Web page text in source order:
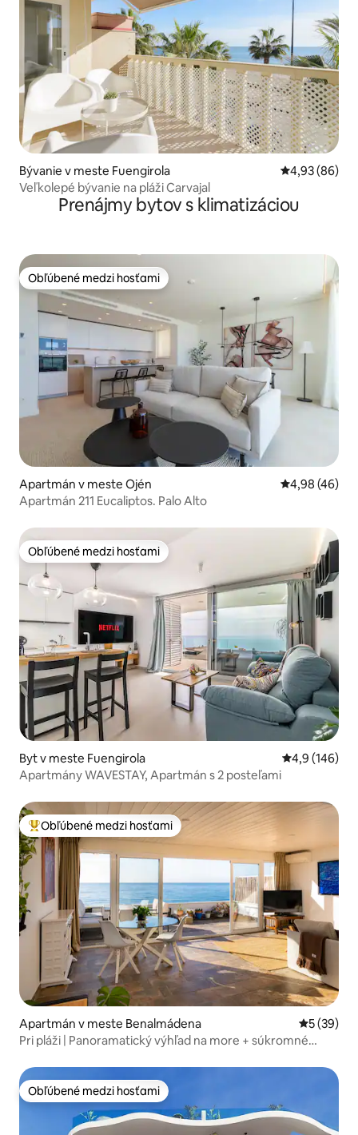
Bývanie v meste Fuengirola Priemerné
4,93 (86)
Veľkolepé bývanie na pláži Carvajal
Prenájmy bytov s klimatizáciou
Obľúbené medzi hosťami
Obľúbené medzi hosťami
Apartmán v meste Ojén Priemerné
4,98 (46)
Apartmán 211 Eucaliptos. Palo Alto
Obľúbené medzi hosťami
Obľúbené medzi hosťami
Byt v meste Fuengirola Priemerné
4,9 (146)
Apartmány WAVESTAY, Apartmán s 2 posteľami
Najobľúbenejšie medzi hosťami
Obľúbené medzi hosťami
Apartmán v meste Benalmádena
5 (39)
Pri pláži | Panoramatický výhľad na more + súkromné
Obľúbené medzi hosťami
Obľúbené medzi hosťami